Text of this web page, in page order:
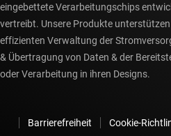
eingebettete Verarbeitungschips
vertreibt. Unsere Produkte
effizienten Verwaltung der
& Übertragung von Daten & der
oder Verarbeitung in ihren Designs.
Barrierefreiheit
Cookie-